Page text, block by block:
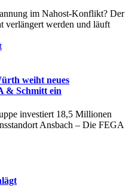
im Nahost-Konflikt? Der
verlängert werden und läuft
weiht neues
& Schmitt ein
investiert 18,5 Millionen
Ansbach – Die FEGA